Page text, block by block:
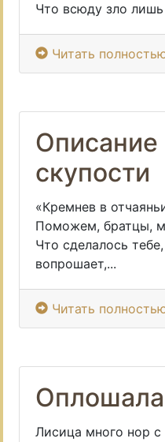
Что всюду зло лишь
Читать
Описание
скупости
«Кремнев в
Поможем, братцы,
Что сделалось
вопрошает,...
Читать
Лисица много нор